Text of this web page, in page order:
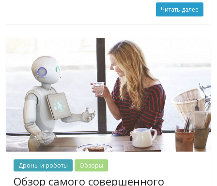
Читать далее
Дроны и роботы Обзоры
Обзор самого совершенного